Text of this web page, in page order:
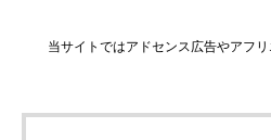
当サイトではアドセンス広告やアフ